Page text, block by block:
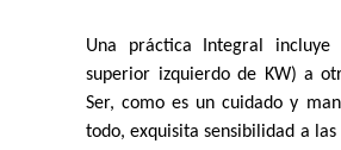
Una práctica Integral
superior izquierdo de KW) a
Ser, como es un cuidado y
todo, exquisita sensibilidad a